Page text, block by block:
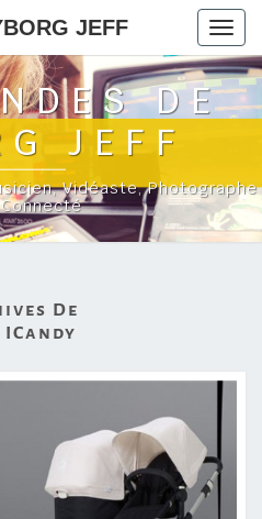
JEFF
DE
JEFF
Vidéaste, Photographe
De
ICandy